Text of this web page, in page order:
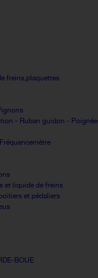
freins,plaquettes
- Ruban guidon - Poignée
et liquide de freins
et pédaliers
BOUE